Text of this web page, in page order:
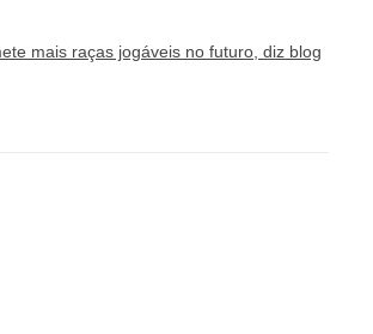
mais raças jogáveis no futuro, diz blog